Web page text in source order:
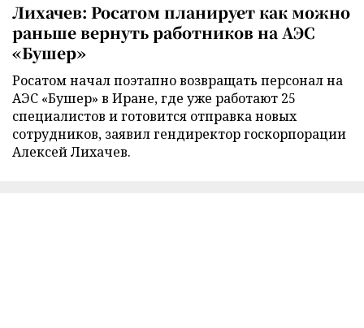
Лихачев: Росатом планирует как можно
раньше вернуть работников на АЭС
«Бушер»
Росатом начал поэтапно возвращать персонал на
АЭС «Бушер» в Иране, где уже работают 25
специалистов и готовится отправка новых
сотрудников, заявил гендиректор госкорпорации
Алексей Лихачев.